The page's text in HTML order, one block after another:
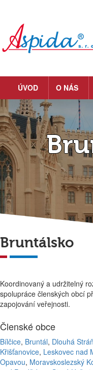
ÚVOD O NÁS
Bruntálsko
Koordinovaný a udržitelný
spolupráce členských obcí
zapojování veřejnosti.
Členské obce
Bílčice, Bruntál, Dlouhá Stráň
Křišťanovice, Leskovec nad
Opavou, Moravskoslezský